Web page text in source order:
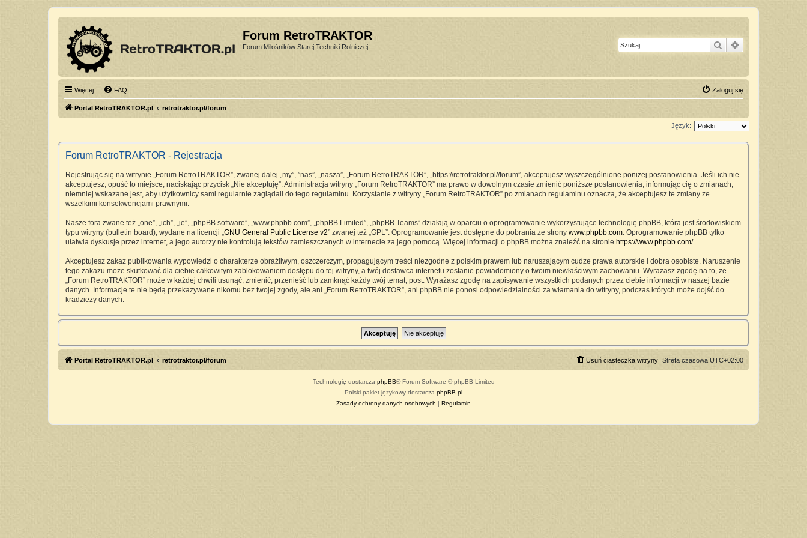
Forum RetroTRAKTOR
Forum Miłośników Starej Techniki Rolniczej Szukaj
Więcej… FAQ Zaloguj się
Portal RetroTRAKTOR.pl retrotraktor.pl/forum
Język:
Forum RetroTRAKTOR - Rejestracja
Rejestrując się na witrynie „Forum RetroTRAKTOR”, zwanej dalej „my”, ”nas”, „nasza”, „Forum RetroTRAKTOR”, „https://retrotraktor.pl//forum”, akceptujesz wyszczególnione poniżej postanowienia. Jeśli ich nie
akceptujesz, opuść to miejsce, naciskając przycisk „Nie akceptuję”. Administracja witryny „Forum RetroTRAKTOR” ma prawo w dowolnym czasie zmienić poniższe postanowienia, informując cię o zmianach,
niemniej wskazane jest, aby użytkownicy sami regularnie zaglądali do tego regulaminu. Korzystanie z witryny „Forum RetroTRAKTOR” po zmianach regulaminu oznacza, że akceptujesz te zmiany ze
wszelkimi konsekwencjami prawnymi.
Nasze fora zwane też „one”, „ich”, „je”, „phpBB software”, „www.phpbb.com”, „phpBB Limited”, „phpBB Teams” działają w oparciu o oprogramowanie wykorzystujące technologię phpBB, która jest środowiskiem
typu witryny (bulletin board), wydane na licencji „ GNU General Public License v2” zwanej też „GPL”. Oprogramowanie jest dostępne do pobrania ze strony www.phpbb.com . Oprogramowanie phpBB tylko
ułatwia dyskusje przez internet, a jego autorzy nie kontrolują tekstów zamieszczanych w internecie za jego pomocą. Więcej informacji o phpBB można znaleźć na stronie https://www.phpbb.com/.
Akceptujesz zakaz publikowania wypowiedzi o charakterze obraźliwym, oszczerczym, propagującym treści niezgodne z polskim prawem lub naruszającym cudze prawa autorskie i dobra osobiste. Naruszenie
tego zakazu może skutkować dla ciebie całkowitym zablokowaniem dostępu do tej witryny, a twój dostawca internetu zostanie powiadomiony o twoim niewłaściwym zachowaniu. Wyrażasz zgodę na to, że
„Forum RetroTRAKTOR” może w każdej chwili usunąć, zmienić, przenieść lub zamknąć każdy twój temat, post. Wyrażasz zgodę na zapisywanie wszystkich podanych przez ciebie informacji w naszej bazie
danych. Informacje te nie będą przekazywane nikomu bez twojej zgody, ale ani „Forum RetroTRAKTOR”, ani phpBB nie ponosi odpowiedzialności za włamania do witryny, podczas których może dojść do
kradzieży danych.
Portal RetroTRAKTOR.pl retrotraktor.pl/forum Strefa czasowa UTC+02:00
Usuń ciasteczka witryny
Technologię dostarcza phpBB® Forum Software © phpBB Limited
Polski pakiet językowy dostarcza phpBB.pl
Zasady ochrony danych osobowych | Regulamin